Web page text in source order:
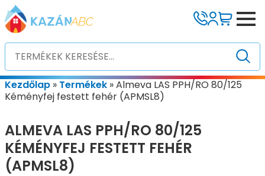
Kezdőlap » Termékek »Almeva LAS PPH/RO 80/125
Kéményfej festett fehér (APMSL8)
ALMEVA LAS PPH/RO 80/125
KÉMÉNYFEJ FESTETT FEHÉR
(APMSL8)